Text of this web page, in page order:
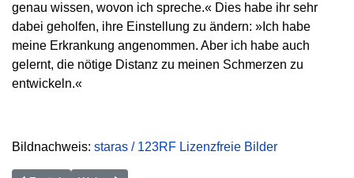
genau wissen, wovon ich spreche.« Dies habe ihr sehr
dabei geholfen, ihre Einstellung zu ändern: »Ich habe
meine Erkrankung angenommen. Aber ich habe auch
gelernt, die nötige Distanz zu meinen Schmerzen zu
entwickeln.«
Bildnachweis: staras / 123RF Lizenzfreie Bilder